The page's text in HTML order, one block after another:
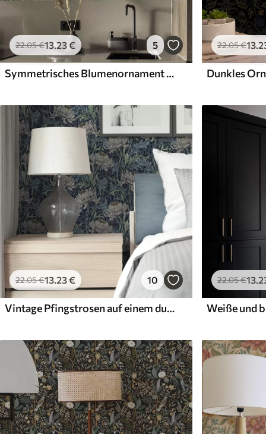
22.05€13.23€ 5
Symmetrisches Blumenornament auf dunkelgrünem Hintergrund
22.05€13
22.05€13.23€ 10
Vintage Pfingstrosen auf einem dunklen Hintergrund, Gothic floral style
22.05€13